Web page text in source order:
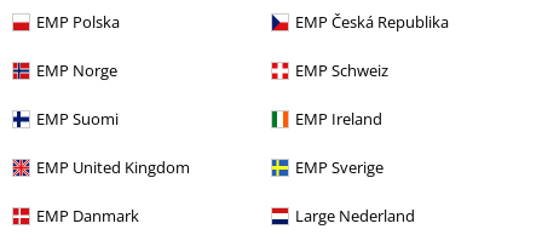
EMP Polska EMP Česká Republika
EMP Norge EMP Schweiz
EMP Suomi EMP Ireland
EMP United Kingdom EMP Sverige
EMP Danmark Large Nederland